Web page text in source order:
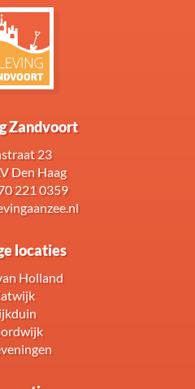
Zandvoort
23
Den Haag
221 0359
locaties
Holland